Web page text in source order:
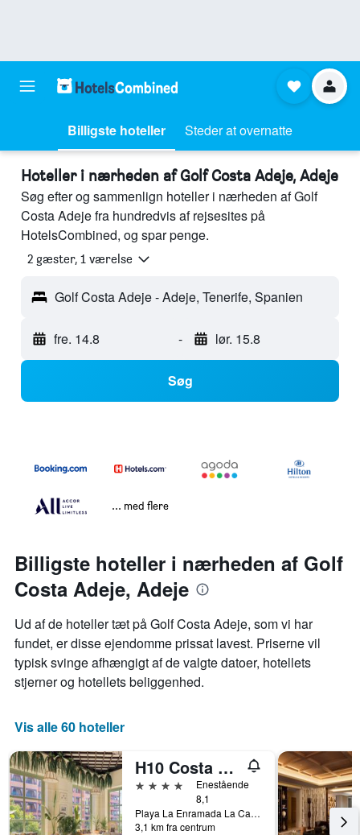
Billigste hoteller Steder at overnatte
Hoteller i nærheden af Golf Costa Adeje, Adeje
Søg efter og sammenlign hoteller i nærheden af Golf
Costa Adeje fra hundredvis af rejsesites på
HotelsCombined, og spar penge.
2 gæster, 1 værelse
Golf Costa Adeje - Adeje, Tenerife, Spanien
fre. 14.8 - lør. 15.8
Søg
... med flere
Billigste hoteller i nærheden af Golf
Costa Adeje, Adeje
Ud af de hoteller tæt på Golf Costa Adeje, som vi har
fundet, er disse ejendomme prissat lavest. Priserne vil
typisk svinge afhængigt af de valgte datoer, hotellets
stjerner og hotellets beliggenhed.
Vis alle 60 hoteller
H10 Costa Adeje Palace
4 stjerner
Enestående
8,1
Playa La Enramada La Caleta, Adeje, Tenerife, Spanien
3,1 km fra centrum